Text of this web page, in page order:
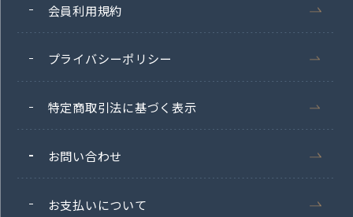
会員利用規約
プライバシーポリシー
特定商取引法に基づく表示
お問い合わせ
お支払いについて